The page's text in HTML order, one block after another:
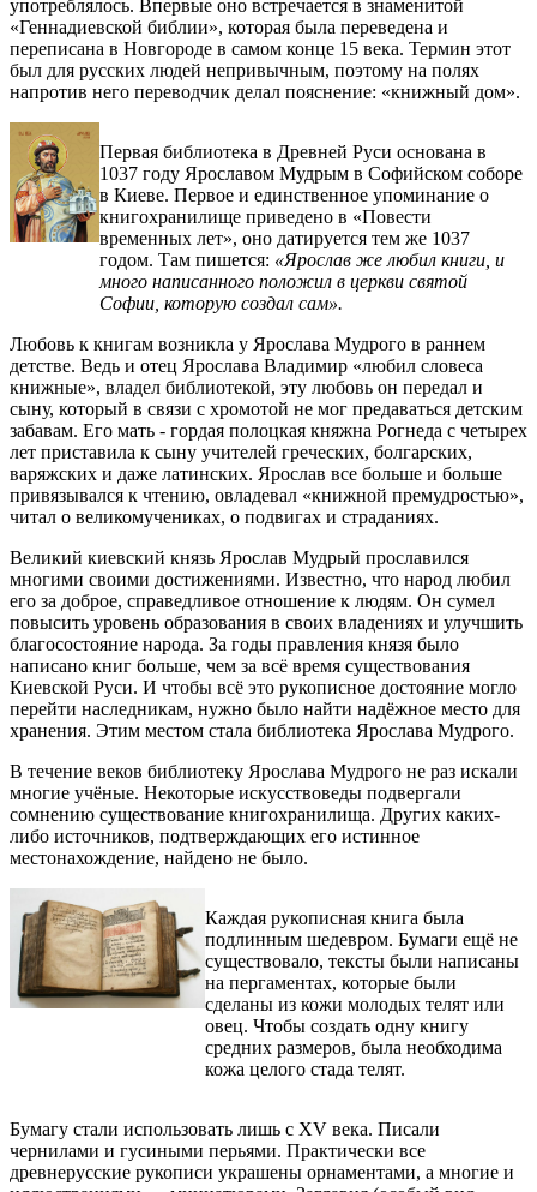
употреблялось. Впервые оно встречается в знаменитой
«Геннадиевской библии», которая была переведена и
переписана в Новгороде в самом конце 15 века. Термин этот
был для русских людей непривычным, поэтому на полях
напротив него переводчик делал пояснение: «книжный дом».
Первая библиотека в Древней Руси основана в
1037 году Ярославом Мудрым в Софийском соборе
в Киеве. Первое и единственное упоминание о
книгохранилище приведено в «Повести
временных лет», оно датируется тем же 1037
годом. Там пишется: «Ярослав же любил книги, и
много написанного положил в церкви святой
Софии, которую создал сам».
Любовь к книгам возникла у Ярослава Мудрого в раннем
детстве. Ведь и отец Ярослава Владимир «любил словеса
книжные», владел библиотекой, эту любовь он передал и
сыну, который в связи с хромотой не мог предаваться детским
забавам. Его мать - гордая полоцкая княжна Рогнеда с четырех
лет приставила к сыну учителей греческих, болгарских,
варяжских и даже латинских. Ярослав все больше и больше
привязывался к чтению, овладевал «книжной премудростью»,
читал о великомучениках, о подвигах и страданиях.
Великий киевский князь Ярослав Мудрый прославился
многими своими достижениями. Известно, что народ любил
его за доброе, справедливое отношение к людям. Он сумел
повысить уровень образования в своих владениях и улучшить
благосостояние народа. За годы правления князя было
написано книг больше, чем за всё время существования
Киевской Руси. И чтобы всё это рукописное достояние могло
перейти наследникам, нужно было найти надёжное место для
хранения. Этим местом стала библиотека Ярослава Мудрого.
В течение веков библиотеку Ярослава Мудрого не раз искали
многие учёные. Некоторые искусствоведы подвергали
сомнению существование книгохранилища. Других каких-
либо источников, подтверждающих его истинное
местонахождение, найдено не было.
Каждая рукописная книга была
подлинным шедевром. Бумаги ещё не
существовало, тексты были написаны
на пергаментах, которые были
сделаны из кожи молодых телят или
овец. Чтобы создать одну книгу
средних размеров, была необходима
кожа целого стада телят.
Бумагу стали использовать лишь с XV века. Писали
чернилами и гусиными перьями. Практически все
древнерусские рукописи украшены орнаментами, а многие и